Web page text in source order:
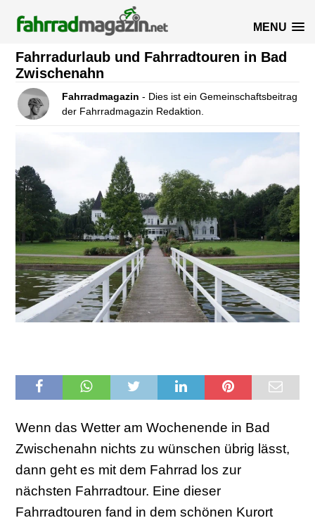
MENU
Fahrradurlaub und Fahrradtouren in Bad
Zwischenahn
Fahrradmagazin - Dies ist ein Gemeinschaftsbeitrag
der Fahrradmagazin Redaktion.
Wenn das Wetter am Wochenende in Bad
Zwischenahn nichts zu wünschen übrig lässt,
dann geht es mit dem Fahrrad los zur
nächsten Fahrradtour. Eine dieser
Fahrradtouren fand in dem schönen Kurort